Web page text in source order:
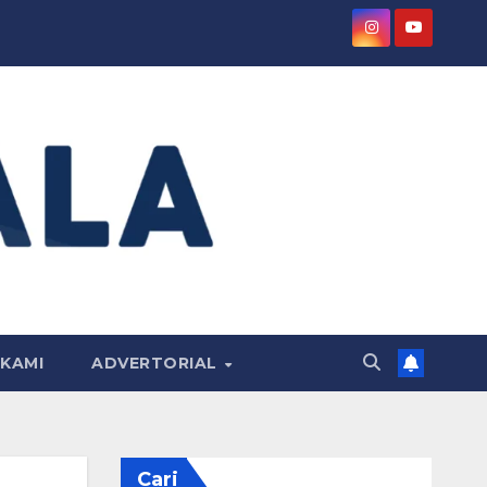
ADVERTORIAL
Cari